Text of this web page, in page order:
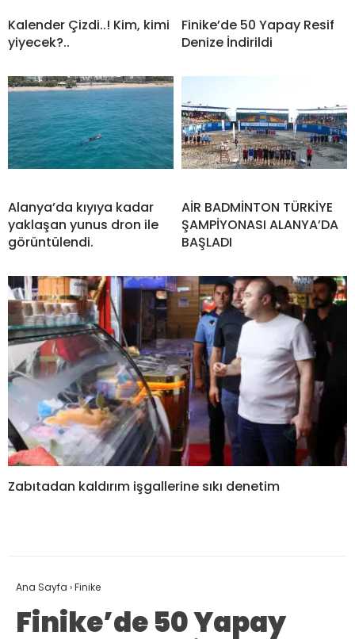
Kalender Çizdi..! Kim, kimi
yiyecek?..
Finike’de 50 Yapay Resif
Denize İndirildi
Alanya’da kıyıya kadar
yaklaşan yunus dron ile
görüntülendi.
AİR BADMİNTON TÜRKİYE
ŞAMPİYONASI ALANYA’DA
BAŞLADI
Zabıtadan kaldırım işgallerine sıkı denetim
Ana Sayfa ›Finike
Finike’de 50 Yapay